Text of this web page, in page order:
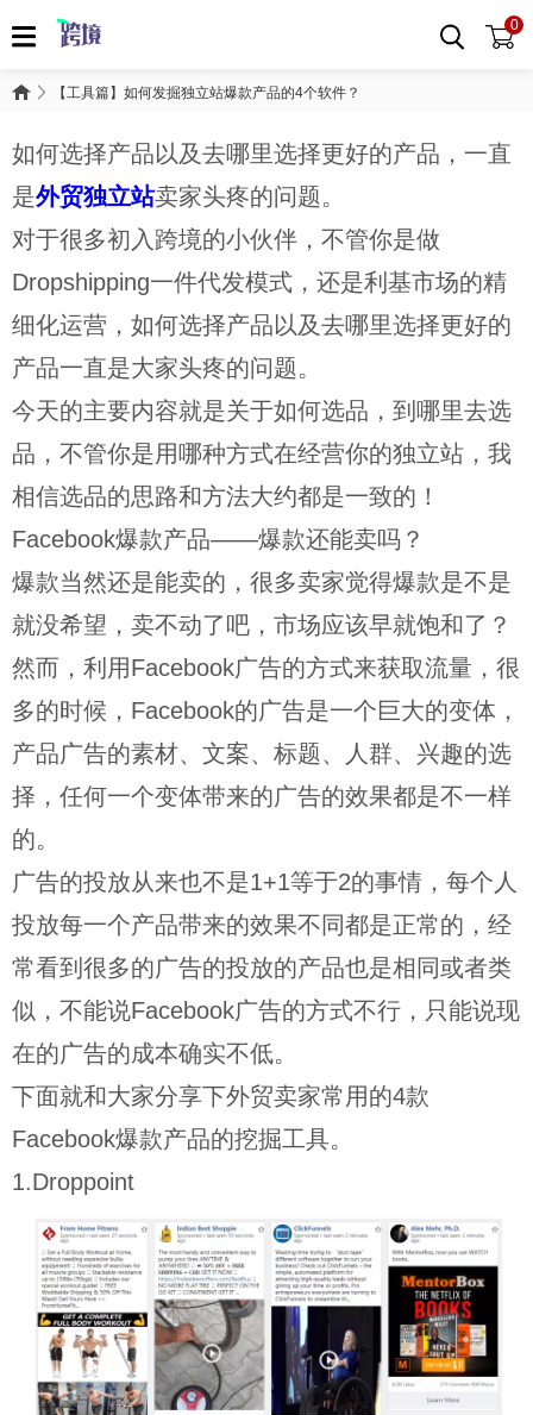
0
【工具篇】如何发掘独立站爆款产品的4个软件？
如何选择产品以及去哪里选择更好的产品，一直
是外贸独立站卖家头疼的问题。
对于很多初入跨境的小伙伴，不管你是做
Dropshipping一件代发模式，还是利基市场的精
细化运营，如何选择产品以及去哪里选择更好的
产品一直是大家头疼的问题。
今天的主要内容就是关于如何选品，到哪里去选
品，不管你是用哪种方式在经营你的独立站，我
相信选品的思路和方法大约都是一致的！
Facebook爆款产品——爆款还能卖吗？
爆款当然还是能卖的，很多卖家觉得爆款是不是
就没希望，卖不动了吧，市场应该早就饱和了？
然而，利用Facebook广告的方式来获取流量，很
多的时候，Facebook的广告是一个巨大的变体，
产品广告的素材、文案、标题、人群、兴趣的选
择，任何一个变体带来的广告的效果都是不一样
的。
广告的投放从来也不是1+1等于2的事情，每个人
投放每一个产品带来的效果不同都是正常的，经
常看到很多的广告的投放的产品也是相同或者类
似，不能说Facebook广告的方式不行，只能说现
在的广告的成本确实不低。
下面就和大家分享下外贸卖家常用的4款
Facebook爆款产品的挖掘工具。
1.Droppoint